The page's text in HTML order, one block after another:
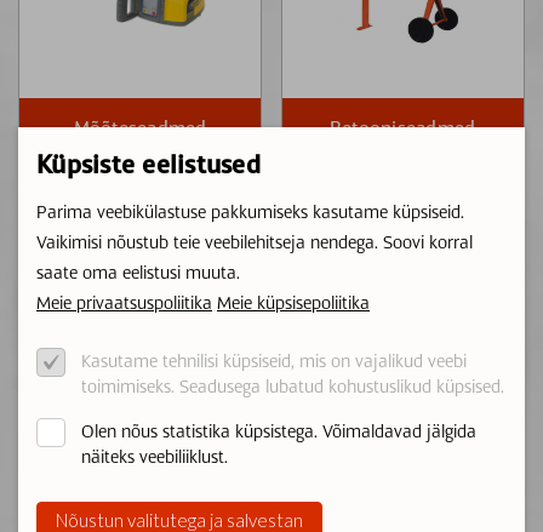
Küpsiste eelistused
Parima veebikülastuse pakkumiseks kasutame küpsiseid.
Vaikimisi nõustub teie veebilehitseja nendega. Soovi korral
saate oma eelistusi muuta.
Meie privaatsuspoliitika Meie küpsisepoliitika
Kasutame tehnilisi küpsiseid, mis on vajalikud veebi
toimimiseks. Seadusega lubatud kohustuslikud küpsised.
Olen nõus statistika küpsistega. Võimaldavad jälgida
näiteks veebiliiklust.
Nõustun valitutega ja salvestan
Mõõteseadmed Betooniseadmed
Torutööd